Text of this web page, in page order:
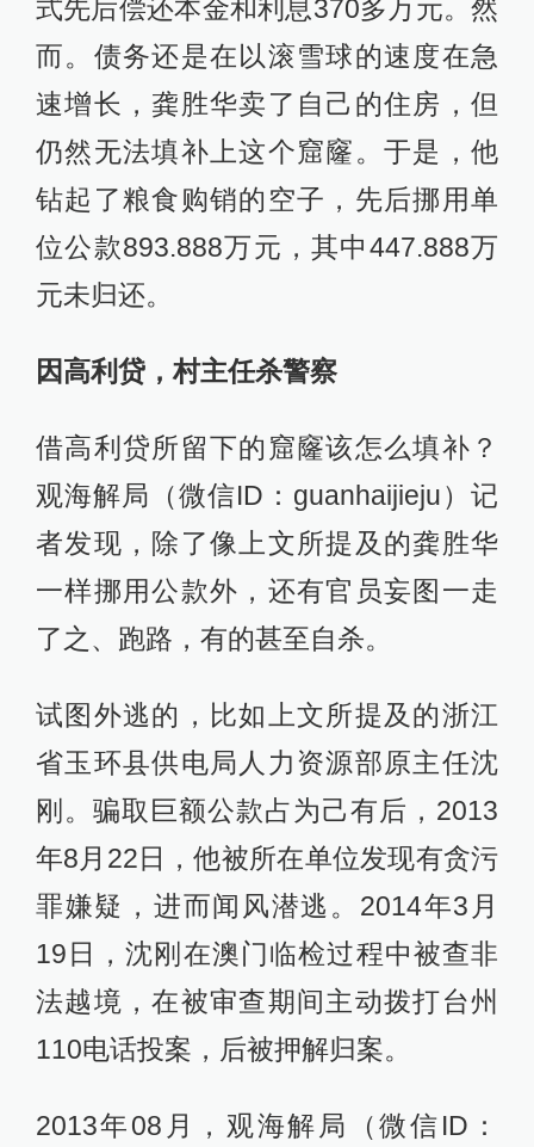
式先后偿还本金和利息370多万元。然
而。债务还是在以滚雪球的速度在急
速增长，龚胜华卖了自己的住房，但
仍然无法填补上这个窟窿。于是，他
钻起了粮食购销的空子，先后挪用单
位公款893.888万元，其中447.888万
元未归还。
因高利贷，村主任杀警察
借高利贷所留下的窟窿该怎么填补？
观海解局（微信ID：guanhaijieju）记
者发现，除了像上文所提及的龚胜华
一样挪用公款外，还有官员妄图一走
了之、跑路，有的甚至自杀。
试图外逃的，比如上文所提及的浙江
省玉环县供电局人力资源部原主任沈
刚。骗取巨额公款占为己有后，2013
年8月22日，他被所在单位发现有贪污
罪嫌疑，进而闻风潜逃。2014年3月
19日，沈刚在澳门临检过程中被查非
法越境，在被审查期间主动拨打台州
110电话投案，后被押解归案。
2013年08月，观海解局（微信ID：